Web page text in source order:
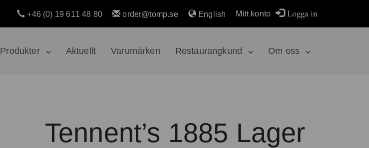
Produkter Aktuellt Varumärken Restaurangkund Om oss
+46 (0) 19 611 48 80 order@tomp.se English Mitt konto Logga in
Tennent’s 1885 Lager